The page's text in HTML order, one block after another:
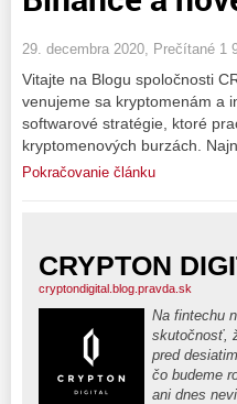
29. decembra 2020, Prečítané 1
Vitajte na Blogu spoločnosti
venujeme sa kryptomenám a
softwarové stratégie, ktoré
kryptomenových burzách.
Pokračovanie článku
CRYPTON
cryptondigital.blog.pravda.sk
Na fintechu
skutočnosť,
pred
čo budeme
ani dnes